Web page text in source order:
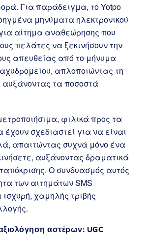
Για παράδειγμα, το Yotpo
μηνύματα ηλεκτρονικού
αίτημα αναθεώρησης που
πελάτες να ξεκινήσουν την
απευθείας από το μήνυμα
απλοποιώντας τη
αυξάνοντας τα ποσοστά
φιλικά προς τα
έχουν σχεδιαστεί για να είναι
απαιτώντας συχνά μόνο ένα
αυξάνοντας δραματικά
Ο συνδυασμός αυτός
των αιτημάτων SMS
ισχυρή, χαμηλής τριβής
αστέρων: UGC